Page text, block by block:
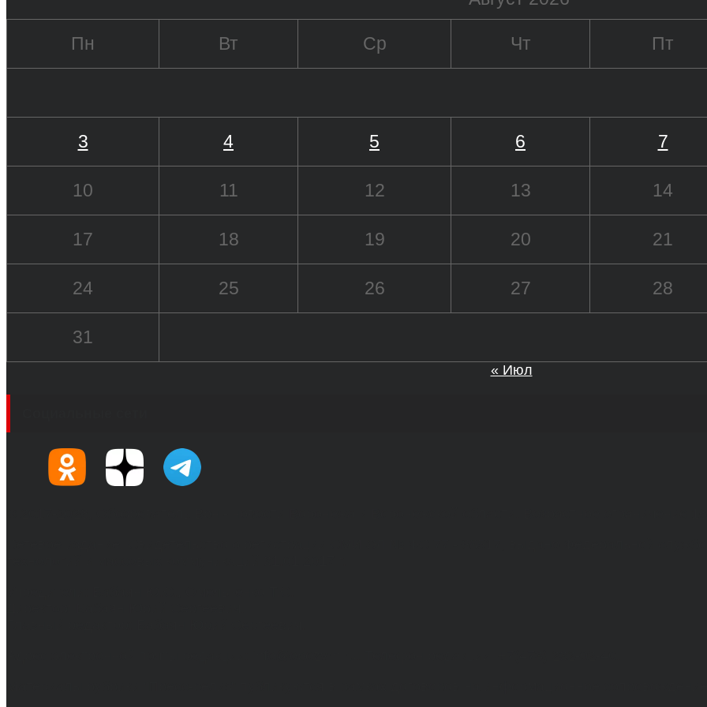
Пн Вт Ср Чт Пт
3 4 5 6 7
10 11 12 13 14
17 18 19 20 21
24 25 26 27 28
31
« Июл